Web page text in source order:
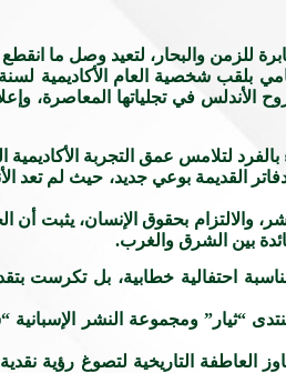
للزمن والبحار، لتعيد وصل ما
في تجلياتها المعاصرة،
لتلامس عمق التجربة الأكاديمية
القديمة بوعي جديد، حيث لم
والالتزام بحقوق الإنسان، يثبت
بين الشرق والغرب.
احتفالية خطابية، بل
ومجموعة النشر الإسبانية
العاطفة التاريخية لتصوغ رؤية